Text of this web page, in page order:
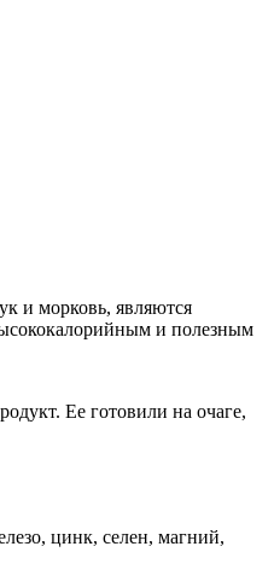
и морковь, являются
и полезным
Ее готовили на очаге,
цинк, селен, магний,